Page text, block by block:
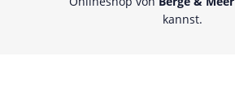
kannst.